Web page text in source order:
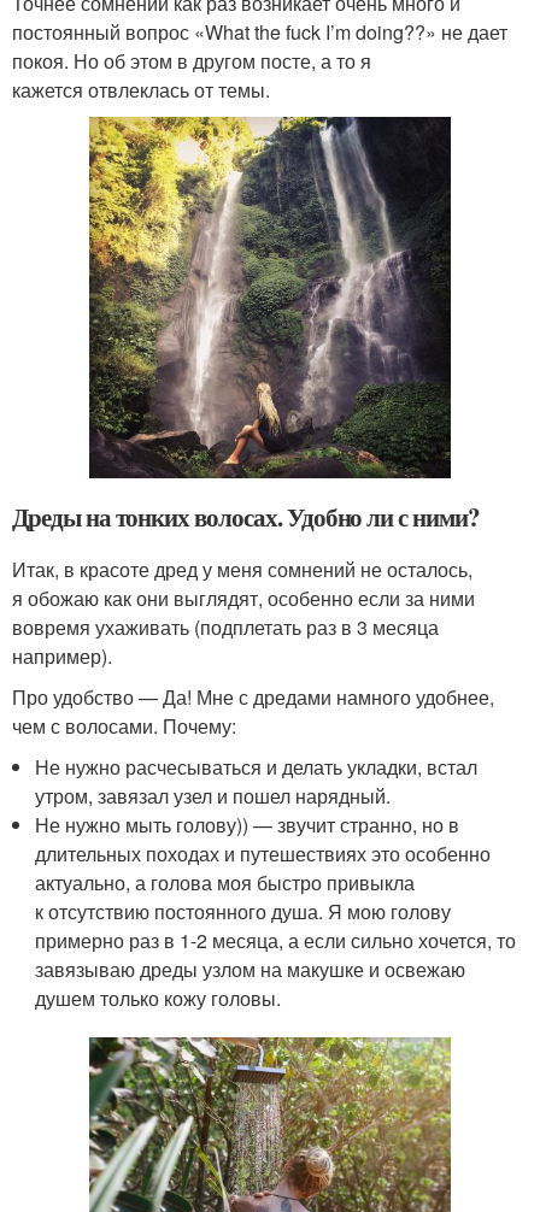
постоянный вопрос «What the fuck I’m doing??» не дает
покоя. Но об этом в другом посте, а то я
кажется отвлеклась от темы.
Дреды на тонких волосах. Удобно ли с ними?
Итак, в красоте дред у меня сомнений не осталось,
я обожаю как они выглядят, особенно если за ними
вовремя ухаживать (подплетать раз в 3 месяца
например).
Про удобство — Да! Мне с дредами намного удобнее,
чем с волосами. Почему:
Не нужно расчесываться и делать укладки, встал
утром, завязал узел и пошел нарядный.
Не нужно мыть голову)) — звучит странно, но в
длительных походах и путешествиях это особенно
актуально, а голова моя быстро привыкла
к отсутствию постоянного душа. Я мою голову
примерно раз в 1-2 месяца, а если сильно хочется, то
завязываю дреды узлом на макушке и освежаю
душем только кожу головы.